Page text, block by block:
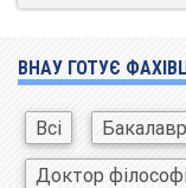
ВНАУ ГОТУЄ
Всі Бакалавр
Доктор